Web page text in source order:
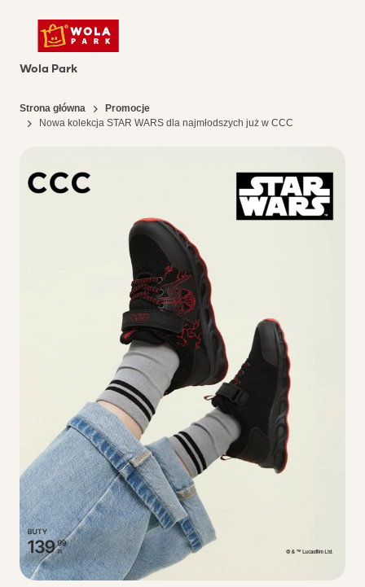
Wola Park
Strona główna
Promocje
Nowa kolekcja STAR WARS dla najmłodszych już w CCC